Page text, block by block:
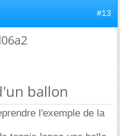
#13
ballon
l'exemple de la